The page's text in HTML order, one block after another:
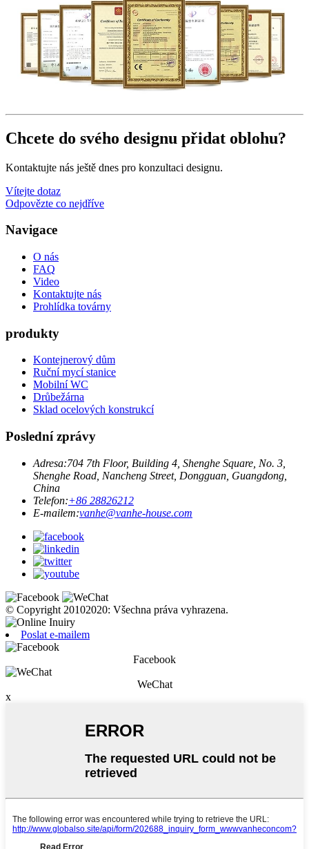
Chcete do svého designu přidat oblohu?
Kontaktujte nás ještě dnes pro konzultaci designu.
Vítejte dotaz
Odpovězte co nejdříve
Navigace
O nás
FAQ
Video
Kontaktujte nás
Prohlídka továrny
produkty
Kontejnerový dům
Ruční mycí stanice
Mobilní WC
Drůbežárna
Sklad ocelových konstrukcí
Poslední zprávy
Adresa:704 7th Floor, Building 4, Shenghe Square, No. 3,
Shenghe Road, Nancheng Street, Dongguan, Guangdong,
China
Telefon:+86 28826212
E-mailem:vanhe@vanhe-house.com
© Copyright 20102020: Všechna práva vyhrazena.
Poslat e-mailem
Facebook
WeChat
x